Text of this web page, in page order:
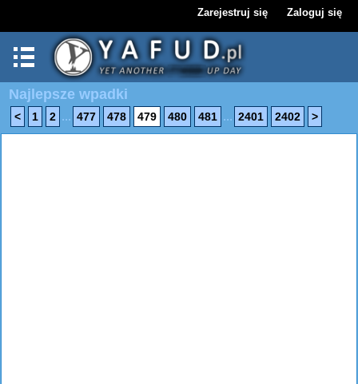
Zarejestruj się Zaloguj się
Najlepsze wpadki
< 1 2 ... 477 478 479 480 481 ... 2401 2402 >